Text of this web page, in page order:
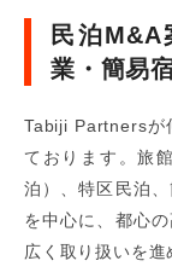
民泊
業・簡易
Tabiji Partnersが
ております。旅
泊）、特区民泊
を中心に、都心
広く取り扱いを進